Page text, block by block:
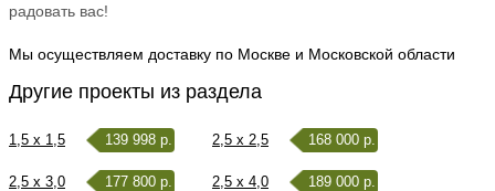
радовать вас!
Мы осуществляем доставку по Москве и Московской области
Другие проекты из раздела
1,5 x 1,5 139 998 р. 2,5 x 2,5 168 000 р.
2,5 x 3,0 177 800 р. 2,5 x 4,0 189 000 р.